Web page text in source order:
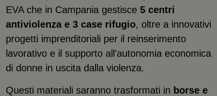
EVA che in Campania gestisce 5 centri
antiviolenza e 3 case rifugio, oltre a innovativi
progetti imprenditoriali per il reinserimento
lavorativo e il supporto all'autonomia economica
di donne in uscita dalla violenza.
Questi materiali saranno trasformati in borse e